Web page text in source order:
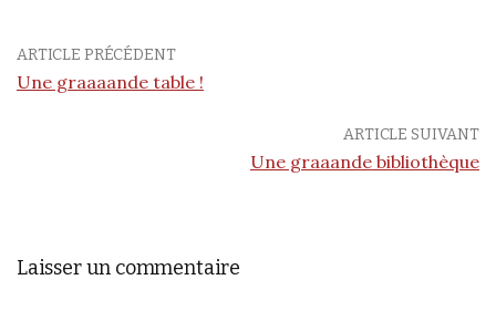
ARTICLE PRÉCÉDENT
Une graaaande table !
ARTICLE SUIVANT
Une graaande bibliothèque
Laisser un commentaire